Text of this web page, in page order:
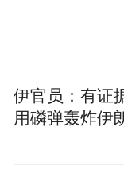
伊官员：有证
用磷弹轰炸伊